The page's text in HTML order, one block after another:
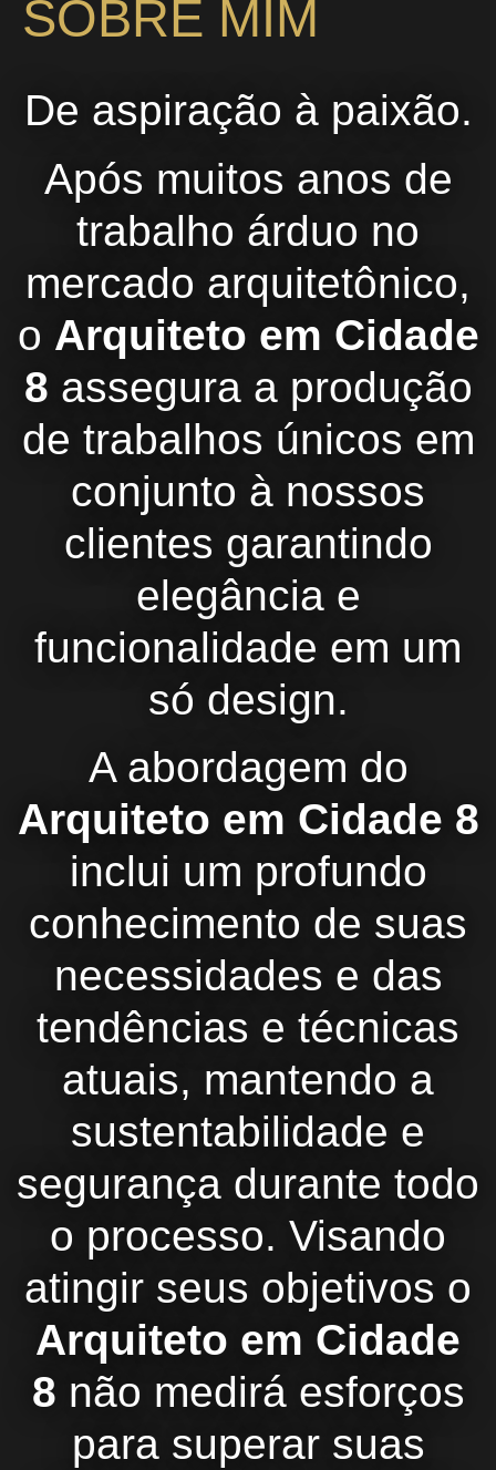
SOBRE MIM
De aspiração à paixão.
Após muitos anos de
trabalho árduo no
mercado arquitetônico,
o Arquiteto em Cidade
8 assegura a produção
de trabalhos únicos em
conjunto à nossos
clientes garantindo
elegância e
funcionalidade em um
só design.
A abordagem do
Arquiteto em Cidade 8
inclui um profundo
conhecimento de suas
necessidades e das
tendências e técnicas
atuais, mantendo a
sustentabilidade e
segurança durante todo
o processo. Visando
atingir seus objetivos o
Arquiteto em Cidade
8 não medirá esforços
para superar suas